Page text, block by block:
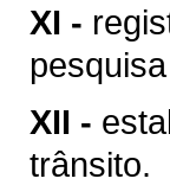
XI -
XII -
trânsito.